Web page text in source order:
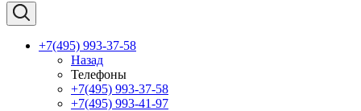
+7(495) 993-37-58
Назад
Телефоны
+7(495) 993-37-58
+7(495) 993-41-97